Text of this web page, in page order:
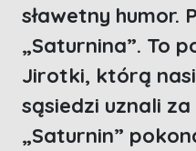
sławetny humor.
„Saturnina”. To
Jirotki, którą nasi
sąsiedzi uznali
„Saturnin”